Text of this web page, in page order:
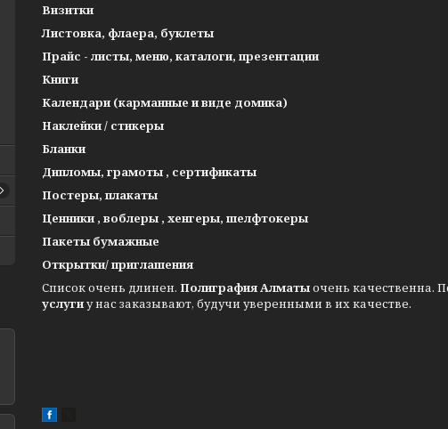
Визитки
Листовка, флаера, буклеты
Прайс - листы, меню, каталоги, презентации
Книги
Календари (карманные и виде домика)
Наклейки / стикеры
Бланки
Дипломы, грамоты , сертификаты
Постеры, плакаты
Ценники , воблеры , хенгеры, шелфтокеры
Пакеты бумажные
Открытки/ приглашения
Список очень длинен. Полиграфия Алматыочень качественна.
услугиу нас заказывают, будучи уверенными в их качестве.